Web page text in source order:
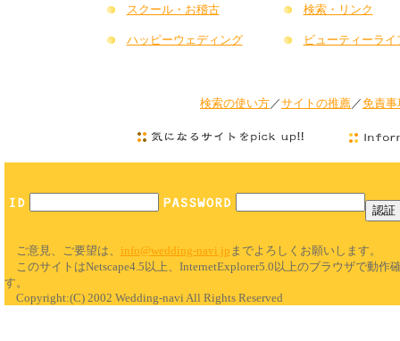
スクール・お稽古 検索・リンク
ハッピーウェディング ビューティーライ
検索の使い方／サイトの推薦／免責事
ご意見、ご要望は、 info@wedding-navi.jp までよろしくお願いします。
このサイトはNetscape4.5以上、InternetExplorer5.0以上のブラウザで動作
す。
Copyright:(C) 2002 Wedding-navi All Rights Reserved